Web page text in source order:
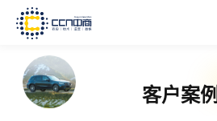
客户案例